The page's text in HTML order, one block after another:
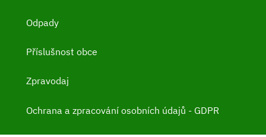
Odpady
Příslušnost obce
Zpravodaj
Ochrana a zpracování osobních údajů - GDPR